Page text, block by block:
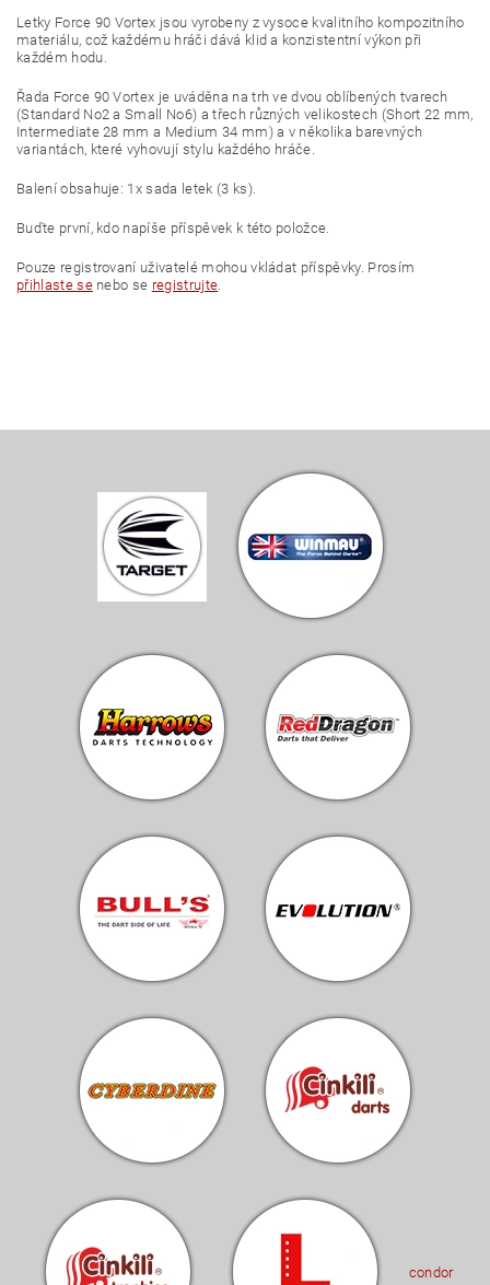
Letky Force 90 Vortex jsou vyrobeny z vysoce kvalitního kompozitního
materiálu, což každému hráči dává klid a konzistentní výkon při
každém hodu.
Řada Force 90 Vortex je uváděna na trh ve dvou oblíbených tvarech
(Standard No2 a Small No6) a třech různých velikostech (Short 22 mm,
Intermediate 28 mm a Medium 34 mm) a v několika barevných
variantách, které vyhovují stylu každého hráče.
Balení obsahuje: 1x sada letek (3 ks).
Buďte první, kdo napíše příspěvek k této položce.
Pouze registrovaní uživatelé mohou vkládat příspěvky. Prosím
přihlaste senebo se registrujte.
condor